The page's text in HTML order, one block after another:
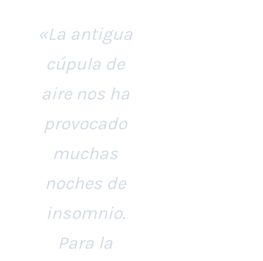
«La antigua
cúpula de
aire nos ha
provocado
muchas
noches de
insomnio.
Para la